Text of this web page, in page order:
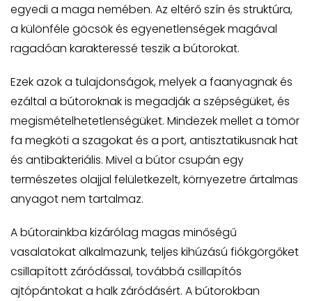
egyedi a maga nemében. Az eltérő szín és struktúra,
a különféle göcsök és egyenetlenségek magával
ragadóan karakteressé teszik a bútorokat.
Ezek azok a tulajdonságok, melyek a faanyagnak és
ezáltal a bútoroknak is megadják a szépségüket, és
megismételhetetlenségüket. Mindezek mellet a tömör
fa megköti a szagokat és a port, antisztatikusnak hat
és antibakteriális. Mivel a bútor csupán egy
természetes olajjal felületkezelt, környezetre ártalmas
anyagot nem tartalmaz.
A bútorainkba kizárólag magas minőségű
vasalatokat alkalmazunk, teljes kihúzású fiókgörgőket
csillapított záródással, továbbá csillapítós
ajtópántokat a halk záródásért. A bútorokban